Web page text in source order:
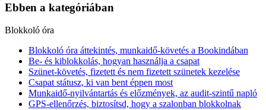
Ebben a kategóriában
Blokkoló óra
Blokkoló óra áttekintés, munkaidő-követés a Bookindában
Be- és kiblokkolás, hogyan használja a csapat
Szünet-követés, fizetett és nem fizetett szünetek kezelése
Csapat státusz, ki van bent éppen most
Munkaidő-nyilvántartás és előzmények, az audit-szintű napló
GPS-ellenőrzés, biztosítsd, hogy a szalonban blokkolnak